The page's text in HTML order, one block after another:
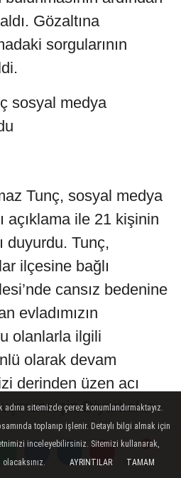
Yorumlar
Yorumlar
Yorumlar
Gözaltına
sorgularının
sosyal medya
Tunç, sosyal medya
açıklama ile 21 kişinin
duyurdu. Tunç,
ilçesine bağlı
cansız bedenine
evladımızın
olanlarla ilgili
olarak devam
derinden üzen acı
için Diyarbakır
tarafından
kapsamında 1
sitemizde çerez konumlandırmaktayız.
toplanıp işlenir. Detaylı bilgi almak için
inceleyebilirsiniz. Sitemizi kullanarak,
AYRINTILAR TAMAM